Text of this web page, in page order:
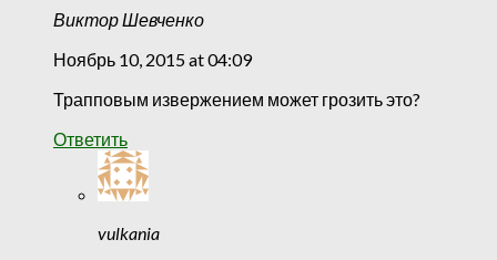
Виктор Шевченко
Ноябрь 10, 2015 at 04:09
Трапповым извержением может грозить это?
Ответить
vulkania